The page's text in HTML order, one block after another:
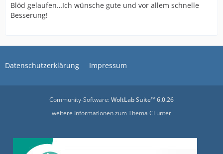
Blöd gelaufen…Ich wünsche gute und vor allem schnelle
Besserung!
Datenschutzerklärung Impressum
Community-Software:WoltLab Suite™ 6.0.26
weitere Informationen zum Thema CI unter